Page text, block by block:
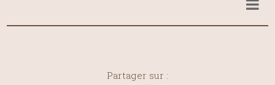
Partager sur :